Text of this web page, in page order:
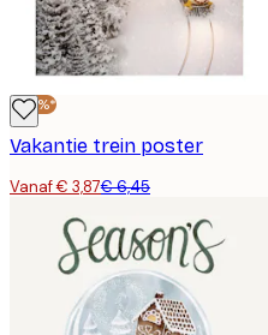
-40%*
Vakantie trein poster
Vanaf € 3,87€ 6,45